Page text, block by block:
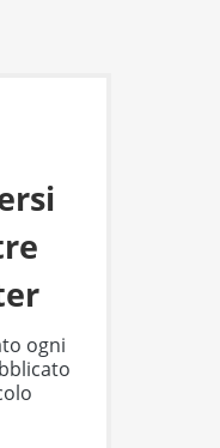
ogni